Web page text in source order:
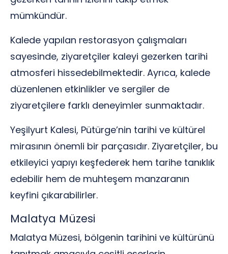
mümkündür.
Kalede yapılan restorasyon çalışmaları
sayesinde, ziyaretçiler kaleyi gezerken tarihi
atmosferi hissedebilmektedir. Ayrıca, kalede
düzenlenen etkinlikler ve sergiler de
ziyaretçilere farklı deneyimler sunmaktadır.
Yeşilyurt Kalesi, Pütürge’nin tarihi ve kültürel
mirasının önemli bir parçasıdır. Ziyaretçiler, bu
etkileyici yapıyı keşfederek hem tarihe tanıklık
edebilir hem de muhteşem manzaranın
keyfini çıkarabilirler.
Malatya Müzesi
Malatya Müzesi, bölgenin tarihini ve kültürünü